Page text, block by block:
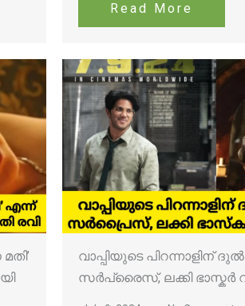
Read More
വാപ്പിയുടെ പിറന്നാളിന്
സർപ്രൈസ്, ലക്കി ഭാസ്കർ